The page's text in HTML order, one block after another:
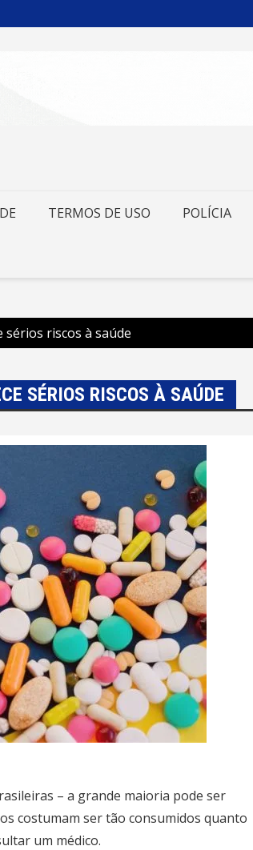
TERMOS DE USO POLÍCIA
riscos à saúde
SÉRIOS RISCOS À SAÚDE
– a grande maioria pode ser
costumam sertão consumidos quanto
um médico.